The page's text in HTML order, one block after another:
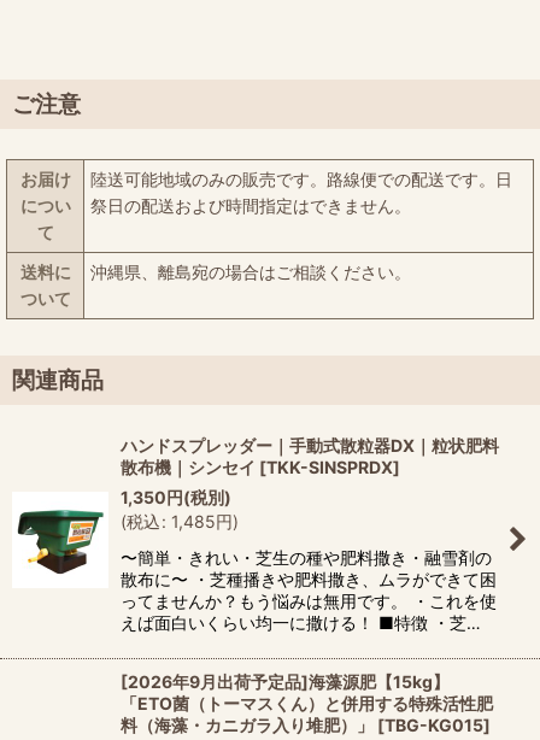
ご注意
お届け
につい
て
陸送可能地域のみの販売です。路線便での配送です。日
祭日の配送および時間指定はできません。
送料に
ついて
沖縄県、離島宛の場合はご相談ください。
関連商品
ハンドスプレッダー｜手動式散粒器DX｜粒状肥料
散布機｜シンセイ [TKK-SINSPRDX]
1,350円(税別)
(税込: 1,485円)
〜簡単・きれい・芝生の種や肥料撒き・融雪剤の
散布に〜 ・芝種播きや肥料撒き、ムラができて困
ってませんか？もう悩みは無用です。 ・これを使
えば面白いくらい均一に撒ける！ ■特徴 ・芝…
[2026年9月出荷予定品]海藻源肥【15kg】
「ETO菌（トーマスくん）と併用する特殊活性肥
料（海藻・カニガラ入り堆肥）」
[TBG-KG015]